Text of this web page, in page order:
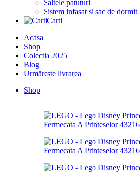
Saltele patuturi
Sistem infasat si sac de dormit
Carti
Acasa
Shop
Colectia 2025
Blog
Urmărește livrarea
Shop